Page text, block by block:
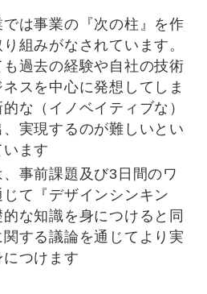
は事業の『次の柱』を作
組みがなされています。
過去の経験や自社の技術
スを中心に発想してしま
な（イノベイティブな）
実現するのが難しいとい
ます
事前課題及び3日間のワ
て『デザインシンキン
な知識を身につけると同
する議論を通じてより実
つけます